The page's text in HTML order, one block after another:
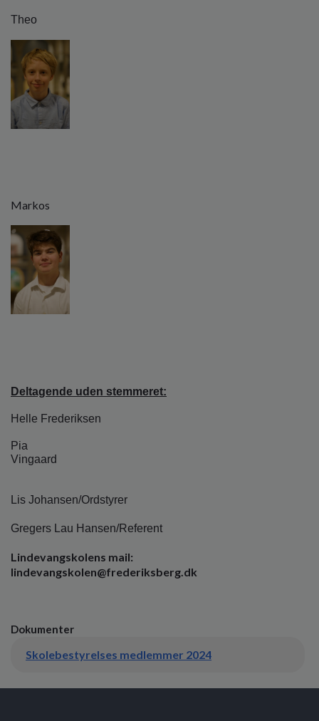
Theo
Markos
Deltagende uden stemmeret:
Helle Frederiksen
Pia
Vingaard
Lis Johansen/Ordstyrer
Gregers Lau Hansen/Referent
Lindevangskolens mail:
lindevangskolen@frederiksberg.dk
Dokumenter
Skolebestyrelses medlemmer 2024